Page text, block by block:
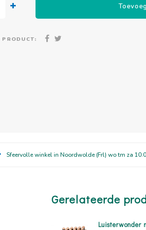
PRODUCT:
Sfeervolle winkel in Noordwolde (Frl) wo tm za
Gerelateerde
Luisterwonder